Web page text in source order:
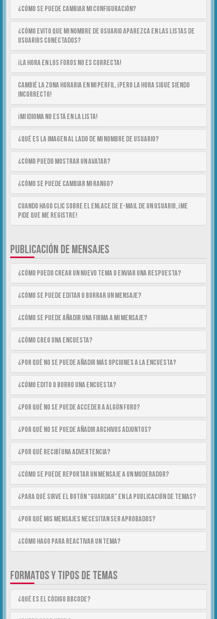
¿Cómo se puede cambiar mi configuración?
¿Cómo evito que mi nombre de usuario aparezca en las listas de
usuarios conectados?
¡La hora en los foros no es correcta!
Cambié la zona horaria en mi perfil, ¡pero la hora sigue siendo
incorrecto!
¡Mi idioma no está en la lista!
¿Qué es la imagen al lado de mi nombre de usuario?
¿Cómo puedo mostrar un avatar?
¿Cómo se puede cambiar mi rango?
Cuando hago clic sobre el enlace de e-mail de un usuario, ¡me
pide que me registre!
PUBLICACIÓN DE MENSAJES
¿Cómo puedo crear un nuevo tema o enviar una respuesta?
¿Cómo se puede editar o borrar un mensaje?
¿Cómo se puede añadir una firma a mi mensaje?
¿Cómo creo una encuesta?
¿Por qué no se puede añadir más opciones a la encuesta?
¿Cómo edito o borro una encuesta?
¿Por qué no se puede acceder a algún foro?
¿Por qué no se puede añadir archivos adjuntos?
¿Por qué recibí una advertencia?
¿Cómo se puede reportar un mensaje a un moderador?
¿Para qué sirve el botón “Guardar” en la publicación de temas?
¿Por qué mis mensajes necesitan ser aprobados?
¿Cómo hago para reactivar un tema?
FORMATOS Y TIPOS DE TEMAS
¿Qué es el código BBCode?